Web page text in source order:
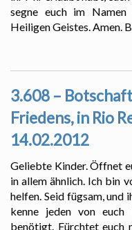
segne euch im Namen
Heiligen Geistes. Amen.
3.608 –
Friedens, in Rio
14.02.2012
Geliebte Kinder. Öffnet
in allem ähnlich. Ich bin
helfen. Seid fügsam, und
kenne jeden von
benötigt. Fürchtet euch